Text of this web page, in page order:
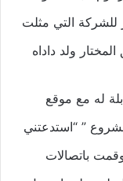
للشركة التي مثلت
ولد داداه
له مع موقع
” “استدعتني
باتصالات